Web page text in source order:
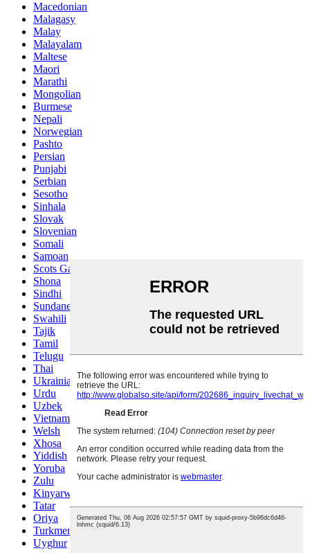
Macedonian
Malagasy
Malay
Malayalam
Maltese
Maori
Marathi
Mongolian
Burmese
Nepali
Norwegian
Pashto
Persian
Punjabi
Serbian
Sesotho
Sinhala
Slovak
Slovenian
Somali
Samoan
Scots Gaelic
Shona
Sindhi
Sundanese
Swahili
Tajik
Tamil
Telugu
Thai
Ukrainian
Urdu
Uzbek
Vietnamese
Welsh
Xhosa
Yiddish
Yoruba
Zulu
Kinyarwanda
Tatar
Oriya
Turkmen
Uyghur